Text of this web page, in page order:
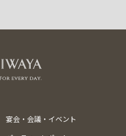
宴会・会議・イベント